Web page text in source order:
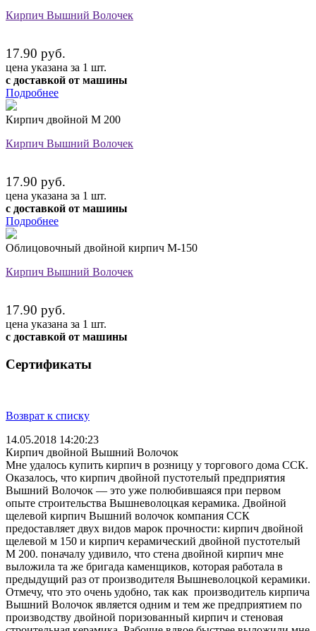
Кирпич Вышний Волочек
17.90 руб.
цена указана за 1 шт.
с доставкой от машины
Подробнее
Кирпич двойной М 200
Кирпич Вышний Волочек
17.90 руб.
цена указана за 1 шт.
с доставкой от машины
Подробнее
Облицовочный двойной кирпич М-150
Кирпич Вышний Волочек
17.90 руб.
цена указана за 1 шт.
с доставкой от машины
Сертификаты
Возврат к списку
14.05.2018 14:20:23
Кирпич двойной Вышний Волочок
Мне удалось купить кирпич в розницу у торгового дома ССК.
Оказалось, что кирпич двойной пустотелый предприятия
Вышний Волочок — это уже полюбившаяся при первом
опыте строительства Вышневолоцкая керамика. Двойной
щелевой кирпич Вышний волочок компания ССК
предоставляет двух видов марок прочности: кирпич двойной
щелевой м 150 и кирпич керамический двойной пустотелый
М 200. поначалу удивило, что стена двойной кирпич мне
выложила та же бригада каменщиков, которая работала в
предыдущий раз от производителя Вышневолоцкой керамики.
Отмечу, что это очень удобно, так как производитель кирпича
Вышний Волочок является одним и тем же предприятием по
производству двойной поризованный кирпич и стеновая